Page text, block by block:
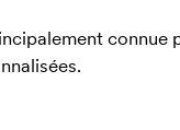
connue